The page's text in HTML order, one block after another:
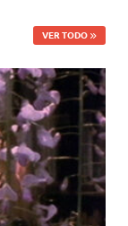
VER TODO